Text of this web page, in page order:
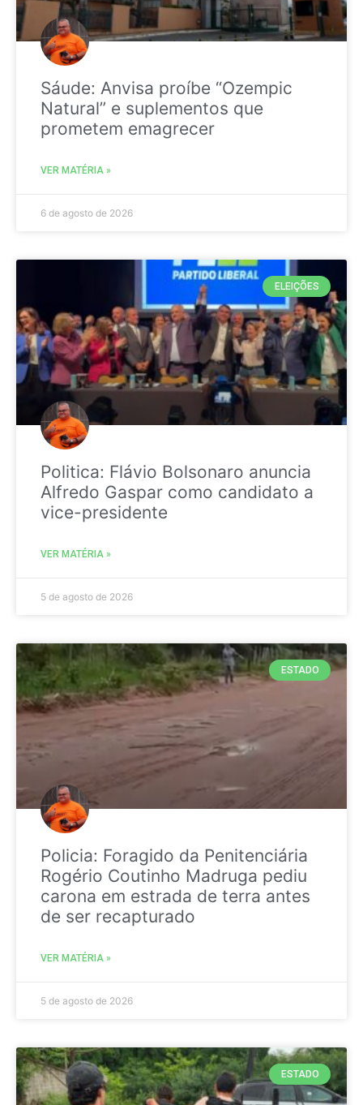
Sáude: Anvisa proíbe “Ozempic
Natural” e suplementos que
prometem emagrecer
VER MATÉRIA »
6 de agosto de 2026
ELEIÇÕES
Politica: Flávio Bolsonaro anuncia
Alfredo Gaspar como candidato a
vice-presidente
VER MATÉRIA »
5 de agosto de 2026
ESTADO
Policia: Foragido da Penitenciária
Rogério Coutinho Madruga pediu
carona em estrada de terra antes
de ser recapturado
VER MATÉRIA »
5 de agosto de 2026
ESTADO